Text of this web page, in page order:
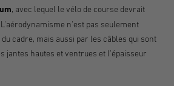
, avec lequel le vélo de course devrait
n'est pas seulement
cadre, mais aussi par les câbles qui sont
jantes hautes et ventrues et l'épaisseur